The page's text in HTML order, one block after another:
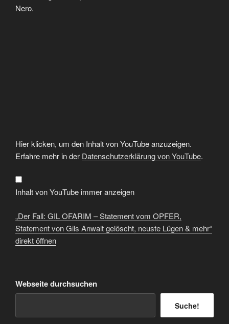
Nero.
„Der
Fall:
GIL
OFARIM
Statement
vom
OPFER,
Statement
Gils
Anwalt
gelöscht,
neuste
Lügen
&
Hier klicken, um den Inhalt von YouTube anzuzeigen.
Erfahre mehr in der Datenschutzerklärung von YouTube.
Inhalt von YouTube immer anzeigen
„Der Fall: GIL OFARIM – Statement vom OPFER,
Statement von Gils Anwalt gelöscht, neuste Lügen & mehr“
direkt öffnen
Webseite durchsuchen
Suche!